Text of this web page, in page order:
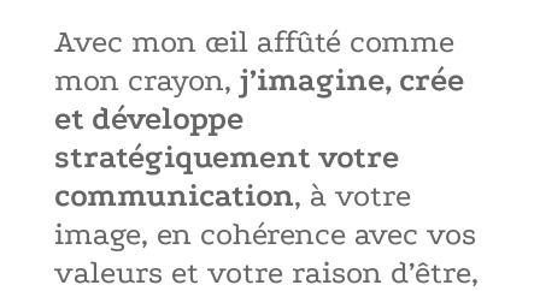
Avec mon œil affûté comme
mon crayon, j’imagine, crée
et développe
stratégiquement votre
communication, à votre
image, en cohérence avec vos
valeurs et votre raison d’être,